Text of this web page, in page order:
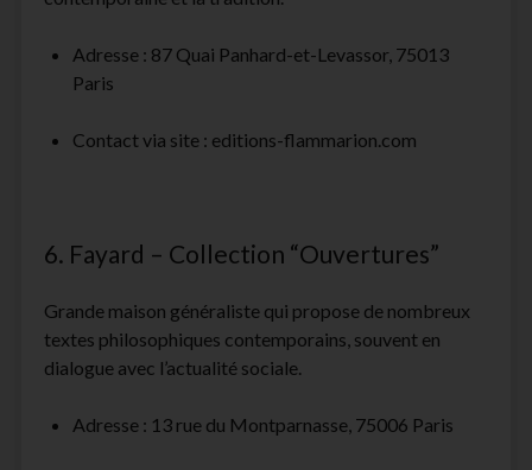
Adresse : 87 Quai Panhard-et-Levassor, 75013
Paris
Contact via site : editions-flammarion.com
6. Fayard – Collection “Ouvertures”
Grande maison généraliste qui propose de nombreux
textes philosophiques contemporains, souvent en
dialogue avec l’actualité sociale.
Adresse : 13 rue du Montparnasse, 75006 Paris